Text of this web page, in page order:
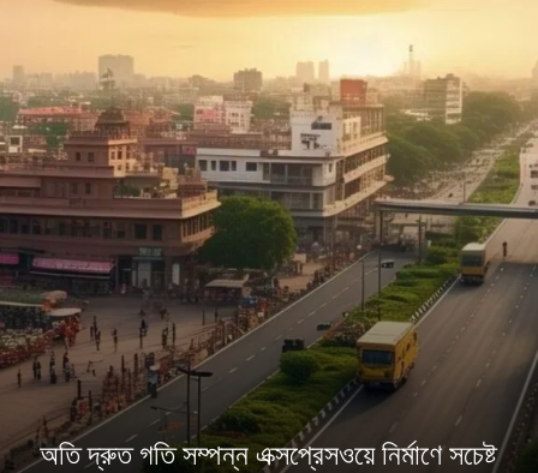
অতি দ্রুত গতি সম্পন্ন এক্সপ্রেসওয়ে নির্মাণে সচেষ্ট